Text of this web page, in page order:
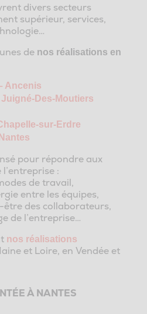
divers secteurs
supérieur, services,
de nos réalisations en
Ancenis
Des-Moutiers
sur-Erdre
pour répondre aux
:
de travail,
entre les équipes,
des collaborateurs,
de l’entreprise…
nos réalisations
et Loire, en Vendée et
À NANTES